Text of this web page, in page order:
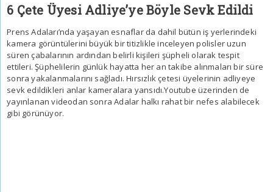
6 Çete Üyesi Adliye’ye Böyle Sevk Edildi
Prens Adaları’nda yaşayan esnaflar da dahil bütün iş yerlerindeki
kamera görüntülerini büyük bir titizlikle inceleyen polisler uzun
süren çabalarının ardından belirli kişileri şüpheli olarak tespit
ettileri. Şüphelilerin günlük hayatta her an takibe alınmaları bir süre
sonra yakalanmalarını sağladı. Hırsızlık çetesi üyelerinin adliyeye
sevk edildikleri anlar kameralara yansıdı.Youtube üzerinden de
yayınlanan videodan sonra Adalar halkı rahat bir nefes alabilecek
gibi görünüyor.